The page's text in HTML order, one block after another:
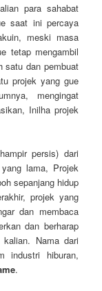
para sahabat
saat ini percaya
meski masa
tetap mengambil
satu dan pembuat
projek yang gue
mengingat
Inilha projek
persis) dari
lama, Projek
sepanjang hidup
projek yang
dan membaca
dan berharap
Nama dari
industri hiburan,
.